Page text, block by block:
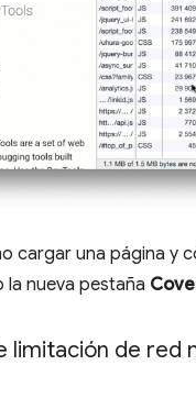
cargar una página y
la nueva pestaña
limitación de red